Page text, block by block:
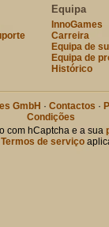
Equipa
InnoGames
Carreira
Equipa de
Equipa de
Histórico
GmbH ·Contactos ·
Condições
com hCaptcha e a sua
Termos de serviço